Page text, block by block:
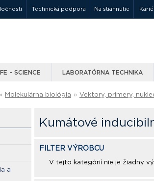
Technická podpora Na stiahnutie
- SCIENCE LABORATÓRNA TECHNIKA
» Molekulárna biológia » Vektory, primery,
a
Kumátové
FILTER VÝROBCU
V tejto kategórií nie je žiadny